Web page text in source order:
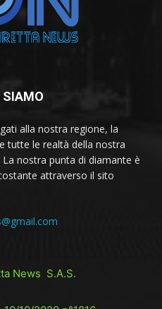
SIAMO
alla nostra regione, la
tutte le realtà della nostra
nostra punta di diamante è
attraverso il sito
News S.A.S.